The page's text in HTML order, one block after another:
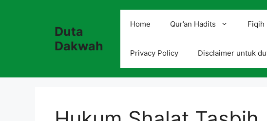
Duta
Dakwah
Home Qur’an Hadits Fiqih
Privacy Policy Disclaimer untuk